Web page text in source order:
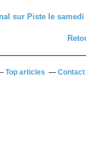
Top articles Contact